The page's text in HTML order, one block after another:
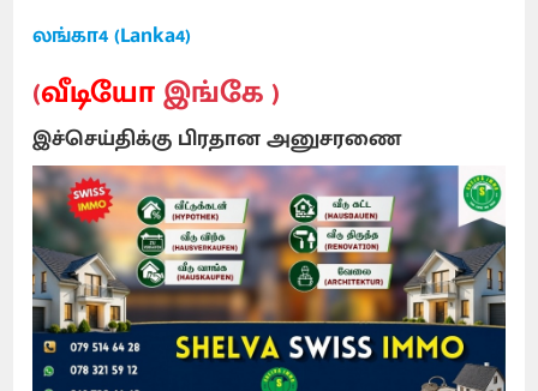
லங்கா4 (Lanka4)
(வீடியோஇங்கே )
இச்செய்திக்கு பிரதான அனுசரணை